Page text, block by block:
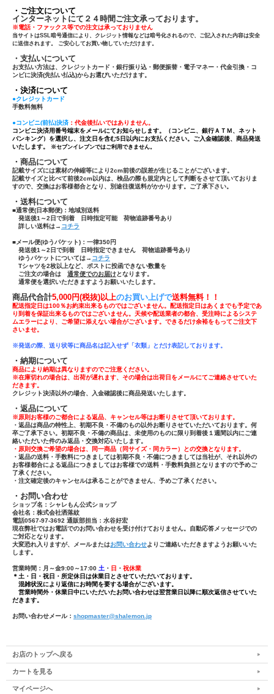
・ご注文について
インターネットにて２４時間ご注文承っております。
※電話・ファックス等での注文は承っておりません
当サイトはSSL暗号通信により、クレジット情報などは暗号化されるので、ご記入された内容は安全
に送信されます。 ご安心してお買い物していただけます。
・支払いについて
お支払い方法は、クレジットカード・銀行振り込・郵便振替・電子マネー・代金引換・コ
ンビに決済(先払い払込)からお選びいただけます。
・決済について
●クレジットカード
手数料無料
●コンビニ(前払)決済 ：代金後払いではありません。
コンビニ決済用番号端末をメールにてお知らせします。（コンビニ、銀行ＡＴＭ、ネット
バンキング）を選択し、注文日を含む5日以内にお支払ください。ご入金確認後、商品発送
いたします。
※セブンイレブンではご利用できません。
・商品について
記載サイズには素材の伸縮等により2cm前後の誤差が生じることがございます。
記載サイズと比べて前後2cm以内は、検品の際も規定内として判断をさせて頂いておりま
すので、交換はお客様都合となり、別途往復送料がかかります。ご了承下さい。
・送料について
■通常便(日本郵便)： 地域別送料
発送後1～2日で到着 日時指定可能 荷物追跡番号あり
詳しい送料は→ コチラ
■メール便(ゆうパケット)：一律350円
発送後1～2日で到着 日時指定できません 荷物追跡番号あり
ゆうパケットについては→ コチラ
Tシャツを2枚以上など、ポストに投函できない数量を
ご注文の場合は 通常便でのお届けとなります。
通常便を選択いただきますようお願いいたします。
商品代合計5,000円(税抜)以上のお買い上げで送料無料！！
配送指定日は100％お約束出来るものではございません。配送指定日はあくまでも予定であ
り到着を保証出来るものではございません。天候や配送業者の都合、受注時によるシステ
ムエラーにより、ご希望に添えない場合がございます。できるだけ余裕をもってご注文下
さいませ。
※発送の際、送り状等に商品名は記入せず「衣類」とだけ表記しております。
・納期について
商品により納期は異なりますのでご注意ください。
※在庫切れの場合は、出荷が遅れます、その場合は出荷日をメールにてご連絡させていた
だきます。
クレジット決済以外の場合、入金確認後に商品発送いたします。
・返品について
※原則お客様のご都合による返品、キャンセル等はお断りさせて頂いております。
・返品は商品の特性上、初期不良・不備のもの以外お断りさせていただいております。何
卒ご了承下さい。初期不良・不備の商品は、未使用のものに限り到着後１週間以内にご連
絡いただいた件のみ返品・交換対応いたします。
・原則交換ご希望の場合は、同一商品（同サイズ・同カラー）との交換となります。
・返品の送料・手数料につきましては初期不良・不備につきましては当社が、それ以外の
お客様都合による返品につきましてはお客様での送料・手数料負担となりますので予めご
了承ください。
・注文確定後のキャンセルは承ることができません、予めご了承ください。
・お問い合わせ
ショップ名：シャレもん公式ショップ
会社名：株式会社洒落紋
電話0567-97-3692 通販部担当：水谷好宏
現在弊社ではお電話でのお問い合わせを受け付けておりません。自動応答メッセージでの
ご対応となります。
大変恐れ入りますが、メールまたはお問い合わせよりご連絡いただきますようお願いいた
します。
営業時間：月～金9:00～17:00 土 ・ 日 ・ 祝休業
＊土・日・祝日・所定休日は休業日とさせていただいております。
混雑状況により返信にお時間を要する場合がございます。
営業時間外・休業日中にいただいたお問い合わせは翌営業日以降に順次返信させていた
だきます。
お問い合わせメール： shopmaster@shalemon.jp
お店のトップへ戻る
カートを見る
マイページへ